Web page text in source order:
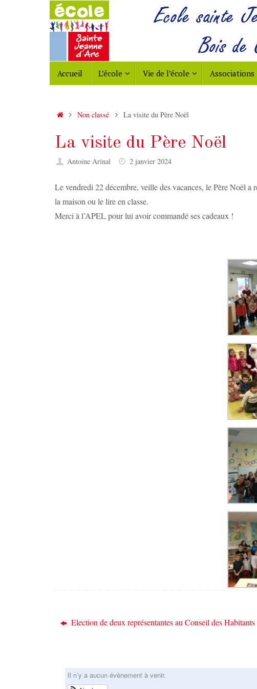
contenu
Accueil L’école Vie de l’école Associations
AccueilNon classé La visite du Père Noël
La visite du Père Noël
Antoine Arinal 2 janvier 2024
Le vendredi 22 décembre, veille des vacances, le Père Noël
la maison ou le lire en classe.
Merci à l’APEL pour lui avoir commandé ses cadeaux !
Election de deux représentantes au Conseil des Habitants
Il n’y a aucun évènement à venir.